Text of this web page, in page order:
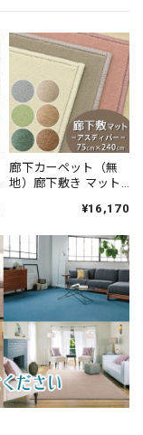
廊下カーペット（無
地）廊下敷き マット
高い耐久性と強力な
防汚 ナイロンカーペ
ット 防炎ラベル付
『アスディパ
ー/DIP』
¥16,170